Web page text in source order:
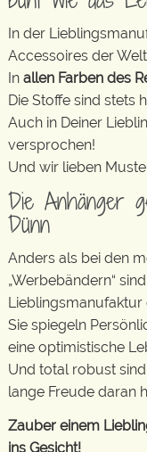
In der
Accessoires der
In allen Farben des
Die Stoffe sind stets
Auch in Deiner
versprochen!
Und wir lieben
Die Anhänger
Dünn
Anders als bei den
„Werbebändern“
Sie spiegeln
eine optimistische
Und total robust
lange Freude daran
Zauber einem
ins Gesicht!